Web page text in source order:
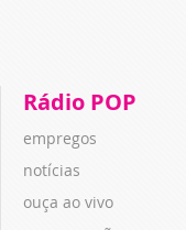
Rádio POP
empregos
notícias
ouça ao vivo